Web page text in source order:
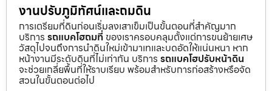
งานปรับภูมิทัศน์และถมดิน
การเตรียมที่ดินก่อนเริ่มลงเสาเข็มเป็นขั้นตอนที่สำคัญมาก
บริการ รถแบคโฮถมที่ ของเราครอบคลุมตั้งแต่การขนย้ายเศษ
วัสดุไปจนถึงการนำดินใหม่เข้ามาเทและบดอัดให้แน่นหนา หาก
หน้างานมีระดับดินที่ไม่เท่ากัน บริการ รถแบคโฮปรับหน้าดิน
จะช่วยเกลี่ยพื้นที่ให้ราบเรียบ พร้อมสำหรับการก่อสร้างหรือจัด
สวนในขั้นตอนต่อไป